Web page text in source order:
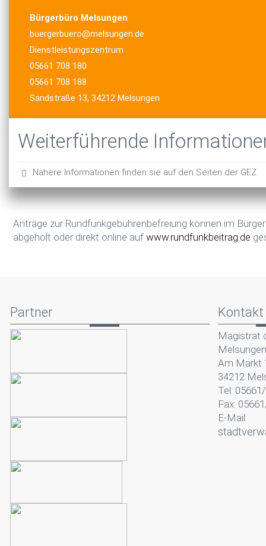
Bürgerbüro Melsungen
buergerbuero@melsungen.de
Dienstleistungszentrum
05661 708 180
05661 708 188
Sandstraße 13, 34212 Melsungen
Weiterführende
Nähere Informationen finden sie auf den Seiten der GEZ
Anträge zur Rundfunkgebührenbefreiung können im
abgeholt oder direkt online auf www.rundfunkbeitrag.de
Partner Kontakt
Magistrat
Melsungen
Am Markt
34212
Tel:
Fax:
E-Mail: